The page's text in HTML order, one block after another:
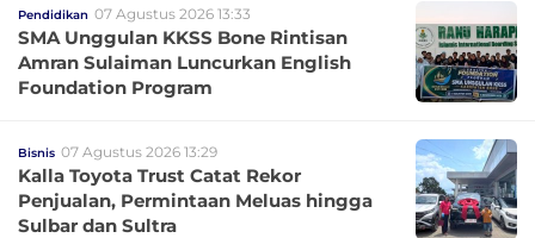
Pendidikan 07 Agustus 2026 13:33
SMA Unggulan KKSS Bone Rintisan
Amran Sulaiman Luncurkan English
Foundation Program
Bisnis 07 Agustus 2026 13:29
Kalla Toyota Trust Catat Rekor
Penjualan, Permintaan Meluas hingga
Sulbar dan Sultra